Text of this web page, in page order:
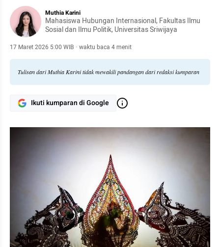
Muthia Karini
Mahasiswa Hubungan Internasional, Fakultas Ilmu
Sosial dan Ilmu Politik, Universitas Sriwijaya
17 Maret 2026 5:00 WIB · waktu baca 4 menit
Tulisan dari Muthia Karini tidak mewakili pandangan dari redaksi kumparan
Ikuti kumparan di Google